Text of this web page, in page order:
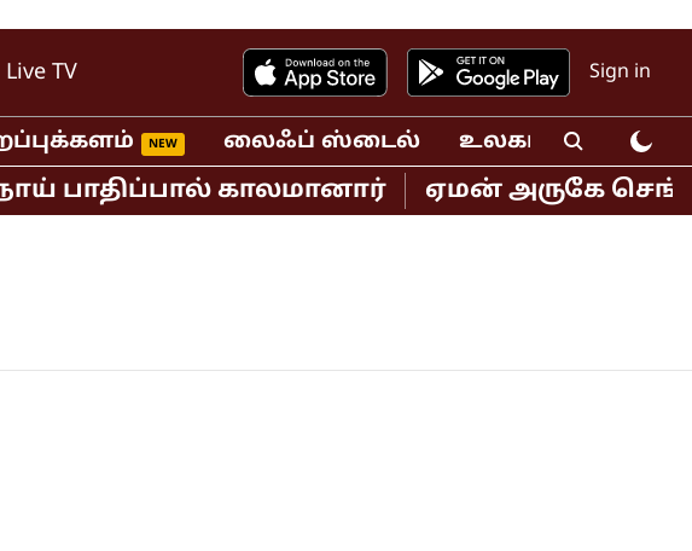
Live TV Sign in
லைஃப் ஸ்டைல் உலகம்
பாதிப்பால் காலமானார் ஏமன் அருகே